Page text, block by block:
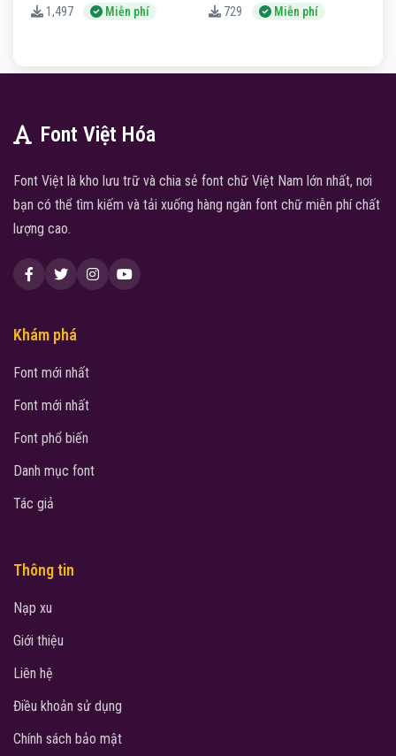
1,497 Miễn phí 729 Miễn phí
Font Việt Hóa
Font Việt là kho lưu trữ và chia sẻ font chữ Việt Nam lớn nhất, nơi
bạn có thể tìm kiếm và tải xuống hàng ngàn font chữ miễn phí chất
lượng cao.
Khám phá
Font mới nhất
Font mới nhất
Font phổ biến
Danh mục font
Tác giả
Thông tin
Nạp xu
Giới thiệu
Liên hệ
Điều khoản sử dụng
Chính sách bảo mật